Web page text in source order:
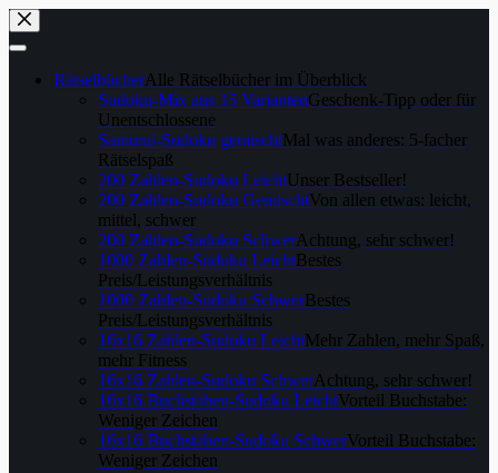
Skip
to
content
RätselbücherAlle Rätselbücher im Überblick
Sudoku-Mix aus 15 VariantenGeschenk-Tipp oder für
Unentschlossene
Samurai-Sudoku gemischtMal was anderes: 5-facher
Rätselspaß
200 Zahlen-Sudoku LeichtUnser Bestseller!
200 Zahlen-Sudoku GemischtVon allen etwas: leicht,
mittel, schwer
200 Zahlen-Sudoku SchwerAchtung, sehr schwer!
1000 Zahlen-Sudoku LeichtBestes
Preis/Leistungsverhältnis
1000 Zahlen-Sudoku SchwerBestes
Preis/Leistungsverhältnis
16x16 Zahlen-Sudoku LeichtMehr Zahlen, mehr Spaß,
mehr Fitness
16x16 Zahlen-Sudoku SchwerAchtung, sehr schwer!
16x16 Buchstaben-Sudoku LeichtVorteil Buchstabe:
Weniger Zeichen
16x16 Buchstaben-Sudoku SchwerVorteil Buchstabe:
Weniger Zeichen